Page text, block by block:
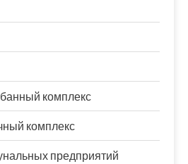
комплекс
комплекс
предприятий